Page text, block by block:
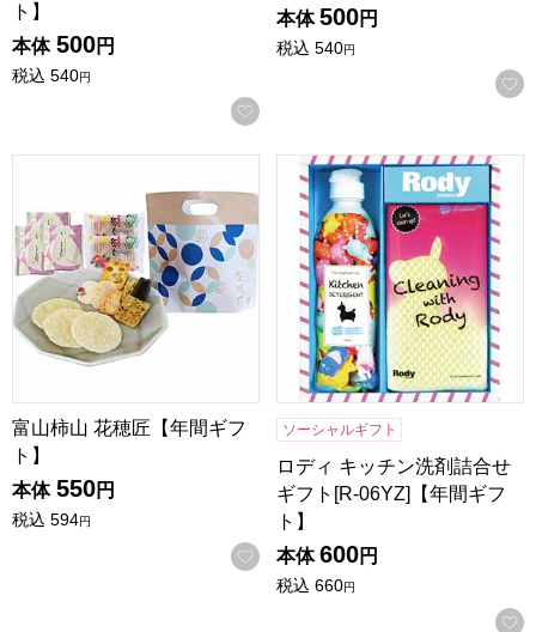
ト】
本体 500円
税込 540円
お気に入りに登録する
本体 500円
税込 540円
富山柿山 花穂匠【年間ギフ
ト】
本体 550円
税込 594円
お気に入りに登録する
ロディ キッチン洗剤詰合せ
ソーシャルギフト
ロディ キッチン洗剤詰合せ
ギフト[R-06YZ]【年間ギフ
ト】
本体 600円
税込 660円